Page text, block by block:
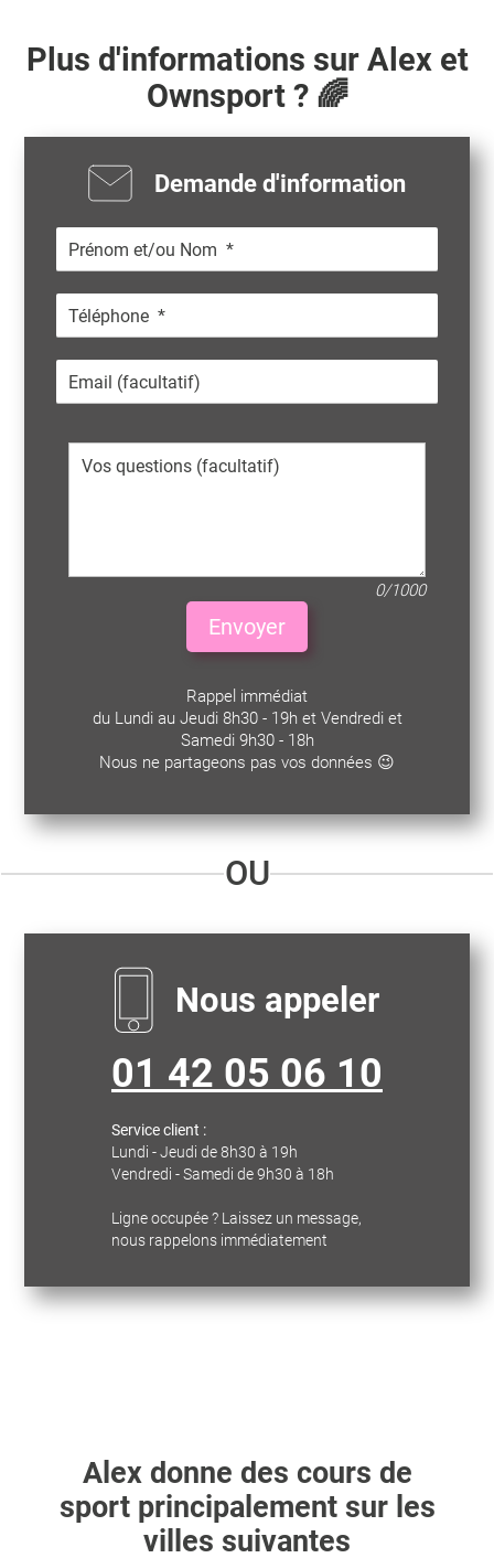
Plus d'informations sur Alexet
Ownsport ? 🌈
Demande d'information
0/1000
Envoyer
Rappel immédiat
du Lundi au Jeudi 8h30 - 19h et Vendredi et
Samedi 9h30 - 18h
Nous ne partageons pas vos données 😉
OU
Nous appeler
01 42 05 06 10
Service client :
Lundi - Jeudi de 8h30 à 19h
Vendredi - Samedi de 9h30 à 18h
Ligne occupée ? Laissez un message,
nous rappelons immédiatement
Alexdonne des cours de
sport principalement sur les
villes suivantes